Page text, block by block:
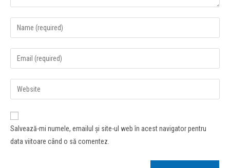
Salvează-mi numele, emailul și site-ul web în acest navigator pentru
data viitoare când o să comentez.